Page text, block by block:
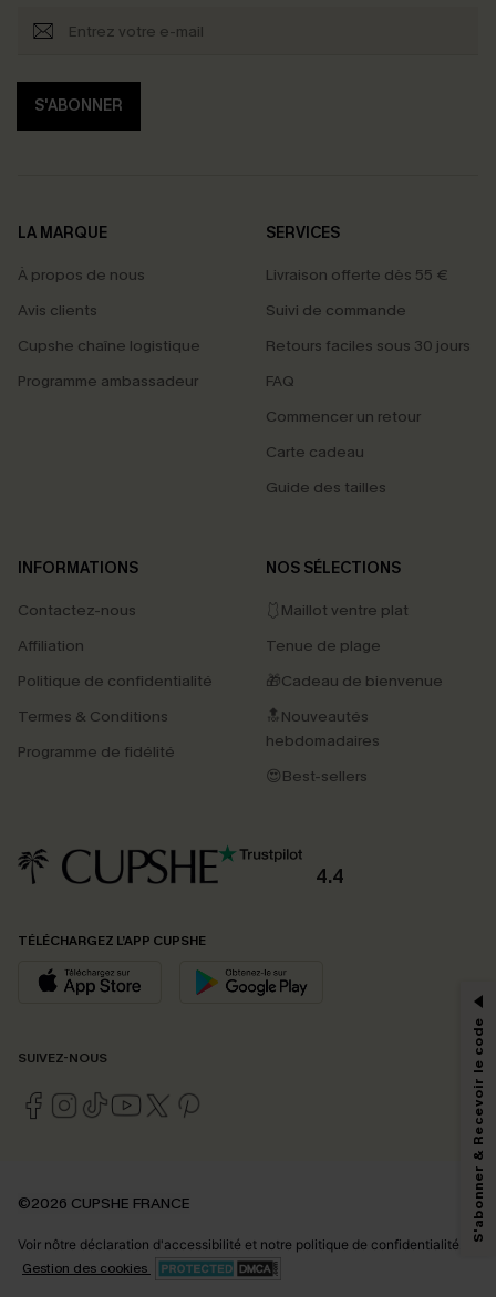
S'ABONNER
LA MARQUE
À propos de nous
Avis clients
Cupshe chaîne logistique
Programme ambassadeur
SERVICES
Livraison offerte dès 55 €
Suivi de commande
Retours faciles sous 30 jours
FAQ
Commencer un retour
Carte cadeau
Guide des tailles
INFORMATIONS
Contactez-nous
Affiliation
Politique de confidentialité
Termes & Conditions
Programme de fidélité
NOS SÉLECTIONS
🩱Maillot ventre plat
Tenue de plage
🎁Cadeau de bienvenue
🔝Nouveautés
hebdomadaires
😍Best-sellers
4.4
TÉLÉCHARGEZ L’APP CUPSHE
SUIVEZ-NOUS
©2026 CUPSHE FRANCE
Voir nôtre déclaration d'accessibilité et notre politique de confidentialité.
Gestion des cookies
PROFITEZ DE -15%
-15% dès 2 Achetés par E-mail
En soumettant votre adresse e-mail, vous acceptez de recevoir des e-mails
marketing (y compris du contenu généré par l'IA) de Cupshe et
personnaliser nos contenus et nos offres, et de vous recommander des
Politique de
confidentialité. Vous pouvez vous désabonner à tout moment.
S'abonner & Recevoir le code